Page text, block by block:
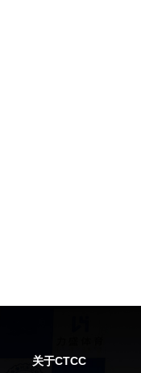
关于CTCC